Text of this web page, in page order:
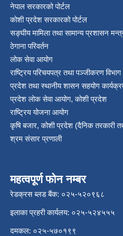
नेपाल सरकारको पोर्टल
कोशी प्रदेश सरकारको पोर्टल
सङ्‍घीय मामिला तथा सामान्य प्रशासन
ठेगाना परिवर्तन
लोक सेवा आयोग
राष्ट्रिय परिचयपत्र तथा पञ्‍जीकरण विभाग
प्रदेश तथा स्थानीय शासन सहयोग
प्रदेश लोक सेवा आयोग, कोशी प्रदेश
राष्ट्रिय योजना आयोग
कृषि बजार, कोशी प्रदेश (दैनिक तरकारी
श्रम संसार प्रणाली
महत्वपूर्ण फोन नम्बर
रेडक्रस ब्लड बैंक: ०२५-५२०९६८
इलाका प्रहरी कार्यलय: ०२५-५२४५५५
दमकल: ०२५-५७०१९९